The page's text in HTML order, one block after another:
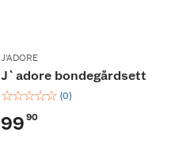
J'ADORE
J`adore bondegårdsett
☆☆☆☆☆ (0)
99 90